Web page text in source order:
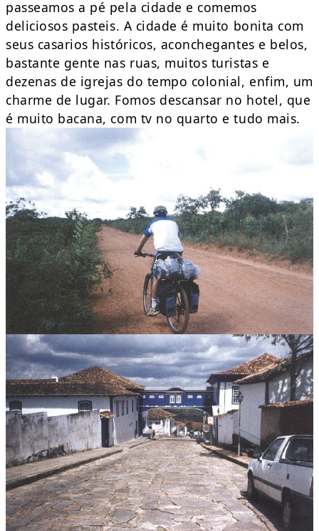
passeamos a pé pela cidade e comemos
deliciosos pasteis. A cidade é muito bonita com
seus casarios históricos, aconchegantes e belos,
bastante gente nas ruas, muitos turistas e
dezenas de igrejas do tempo colonial, enfim, um
charme de lugar. Fomos descansar no hotel, que
é muito bacana, com tv no quarto e tudo mais.